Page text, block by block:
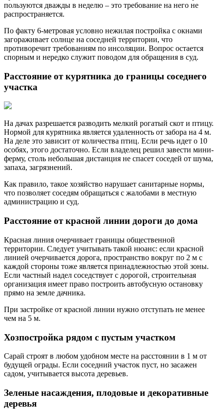
пользуются дважды в неделю – это требование на него не
распространяется.
По факту 6-метровая условно нежилая постройка с окнами
загораживает солнце на соседней территории, что
противоречит требованиям по инсоляции. Вопрос остается
спорным и нередко служит поводом для обращения в суд.
Расстояние от курятника до границы соседнего
участка
На дачах разрешается разводить мелкий рогатый скот и птицу.
Нормой для курятника является удаленность от забора на 4 м.
На деле это зависит от количества птиц. Если речь идет о 10
особях, этого достаточно. Если владелец решил завести мини-
ферму, столь небольшая дистанция не спасет соседей от шума,
запаха, загрязнений.
Как правило, такое хозяйство нарушает санитарные нормы,
что позволяет соседям обращаться с жалобами в местную
администрацию и суд.
Расстояние от красной линии дороги до дома
Красная линия очерчивает границы общественной
территории. Следует учитывать такой нюанс: если красной
линией очерчивается дорога, пространство вокруг по 2 м с
каждой стороны тоже является принадлежностью этой зоны.
Если частный надел соседствует с дорогой, строительная
организация имеет право построить автобусную остановку
прямо на земле дачника.
При застройке от красной линии нужно отступать не менее
чем на 5 м.
Хозпостройка рядом с пустым участком
Сарай строят в любом удобном месте на расстоянии в 1 м от
будущей ограды. Если соседний участок пуст, но засажен
садом, учитывается высота деревьев.
Зеленые насаждения, плодовые и декоративные
деревья